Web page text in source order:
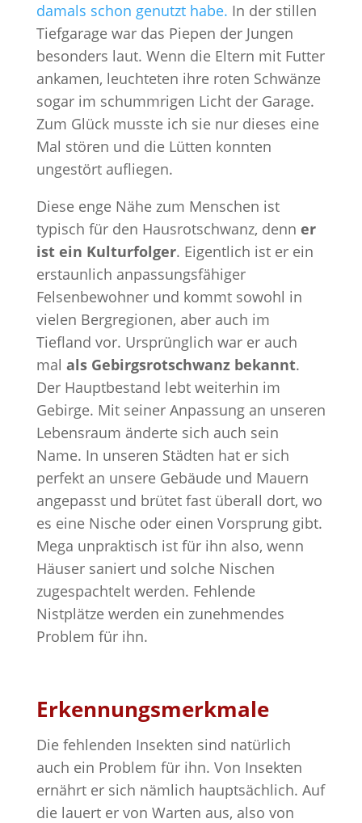
damals schon genutzt habe. In der stillen
Tiefgarage war das Piepen der Jungen
besonders laut. Wenn die Eltern mit Futter
ankamen, leuchteten ihre roten Schwänze
sogar im schummrigen Licht der Garage.
Zum Glück musste ich sie nur dieses eine
Mal stören und die Lütten konnten
ungestört aufliegen.
Diese enge Nähe zum Menschen ist
typisch für den Hausrotschwanz, denn er
ist ein Kulturfolger. Eigentlich ist er ein
erstaunlich anpassungsfähiger
Felsenbewohner und kommt sowohl in
vielen Bergregionen, aber auch im
Tiefland vor. Ursprünglich war er auch
mal als Gebirgsrotschwanz bekannt.
Der Hauptbestand lebt weiterhin im
Gebirge. Mit seiner Anpassung an unseren
Lebensraum änderte sich auch sein
Name. In unseren Städten hat er sich
perfekt an unsere Gebäude und Mauern
angepasst und brütet fast überall dort, wo
es eine Nische oder einen Vorsprung gibt.
Mega unpraktisch ist für ihn also, wenn
Häuser saniert und solche Nischen
zugespachtelt werden. Fehlende
Nistplätze werden ein zunehmendes
Problem für ihn.
Erkennungsmerkmale
Die fehlenden Insekten sind natürlich
auch ein Problem für ihn. Von Insekten
ernährt er sich nämlich hauptsächlich. Auf
die lauert er von Warten aus, also von